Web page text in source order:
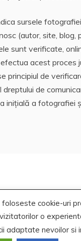
sursele
(autor, site, blog,
sunt verificate,
acest proces
principiul de
dreptului de
inițială a fotografiei
© 2021 Segra
by WordPress|
byCandid Themes
cookie-uri
o
adaptate nevoilor si